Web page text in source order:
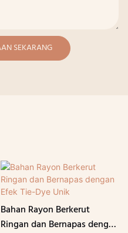
SEKARANG
Bahan Rayon Berkerut
Ringan dan Bernapas dengan